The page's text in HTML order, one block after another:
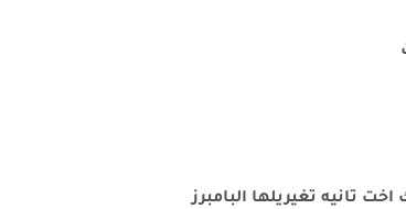
تانيه تغيريلها البامبرز